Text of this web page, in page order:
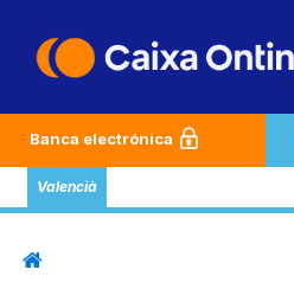
Banca electrónica
Valencià